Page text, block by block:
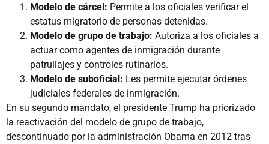
Modelo de cárcel: Permite a los oficiales verificar el
estatus migratorio de personas detenidas.
Modelo de grupo de trabajo: Autoriza a los oficiales a
actuar como agentes de inmigración durante
patrullajes y controles rutinarios.
Modelo de suboficial: Les permite ejecutar órdenes
judiciales federales de inmigración.
En su segundo mandato, el presidente Trump ha priorizado
la reactivación del modelo de grupo de trabajo,
descontinuado por la administración Obama en 2012 tras